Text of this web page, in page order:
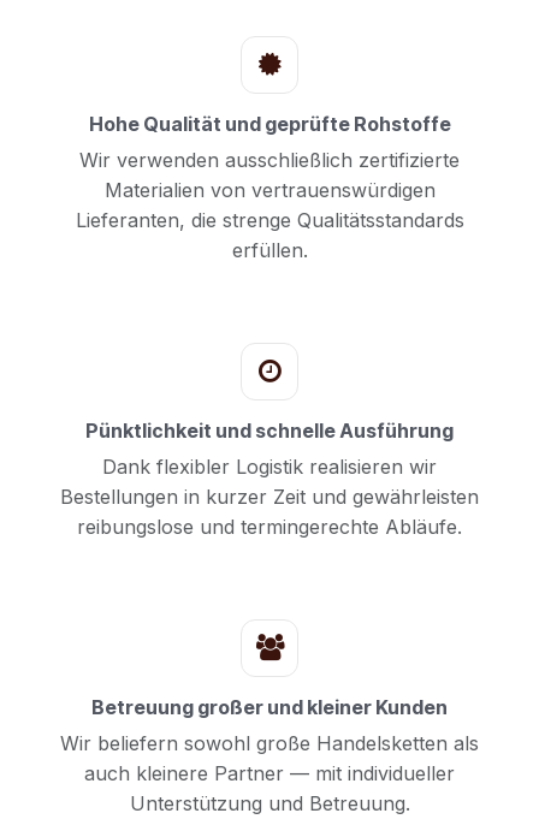
Hohe Qualität und geprüfte Rohstoffe
Wir verwenden ausschließlich zertifizierte
Materialien von vertrauenswürdigen
Lieferanten, die strenge Qualitätsstandards
erfüllen.
Pünktlichkeit und schnelle Ausführung
Dank flexibler Logistik realisieren wir
Bestellungen in kurzer Zeit und gewährleisten
reibungslose und termingerechte Abläufe.
Betreuung großer und kleiner Kunden
Wir beliefern sowohl große Handelsketten als
auch kleinere Partner — mit individueller
Unterstützung und Betreuung.